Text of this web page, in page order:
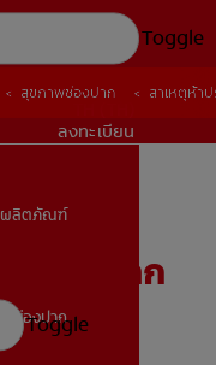
Toggle
ลงทะเบียน
ผลิตภัณฑ์
พช่องปาก
Toggle
สุขภาพช่องปาก สาเหตุห้า
งกลิ่นปาก
ลาดใจ